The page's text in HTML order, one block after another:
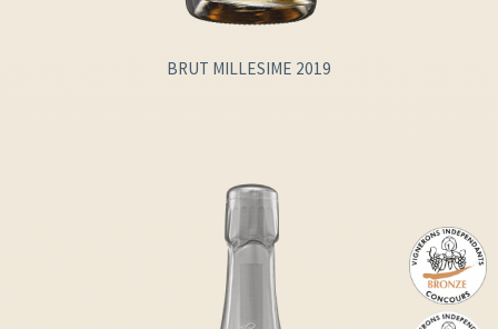
BRUT MILLESIME 2019